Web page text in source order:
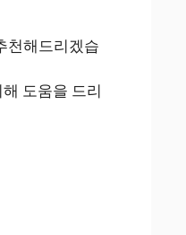
천해드리겠습
도움을 드리